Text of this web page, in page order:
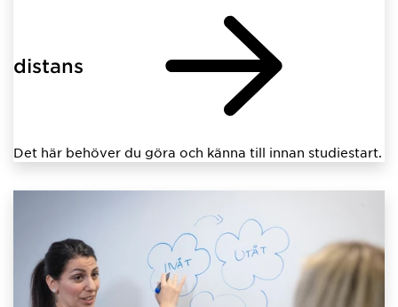
distans
Det här behöver du göra och känna till innan studiestart.